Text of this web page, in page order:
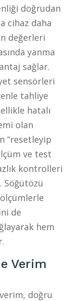
doğrudan
cihaz daha
değerleri
yanma
sağlar.
sensörleri
tahliye
hatalı
olan
“resetleyip
ve test
kontrolleri
Söğütözü
de
hem
Verim
doğru